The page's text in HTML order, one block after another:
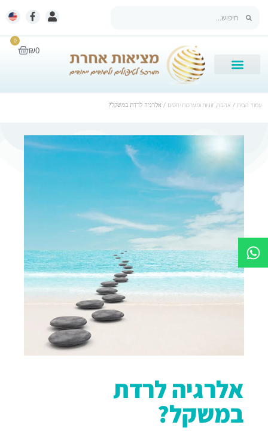
₪0
0
עמוד הבית / אהבה, זוגיות ומערכות יחסים / אלרגיה לרדת במשקל?
אלרגיה לרדת
במשקל?